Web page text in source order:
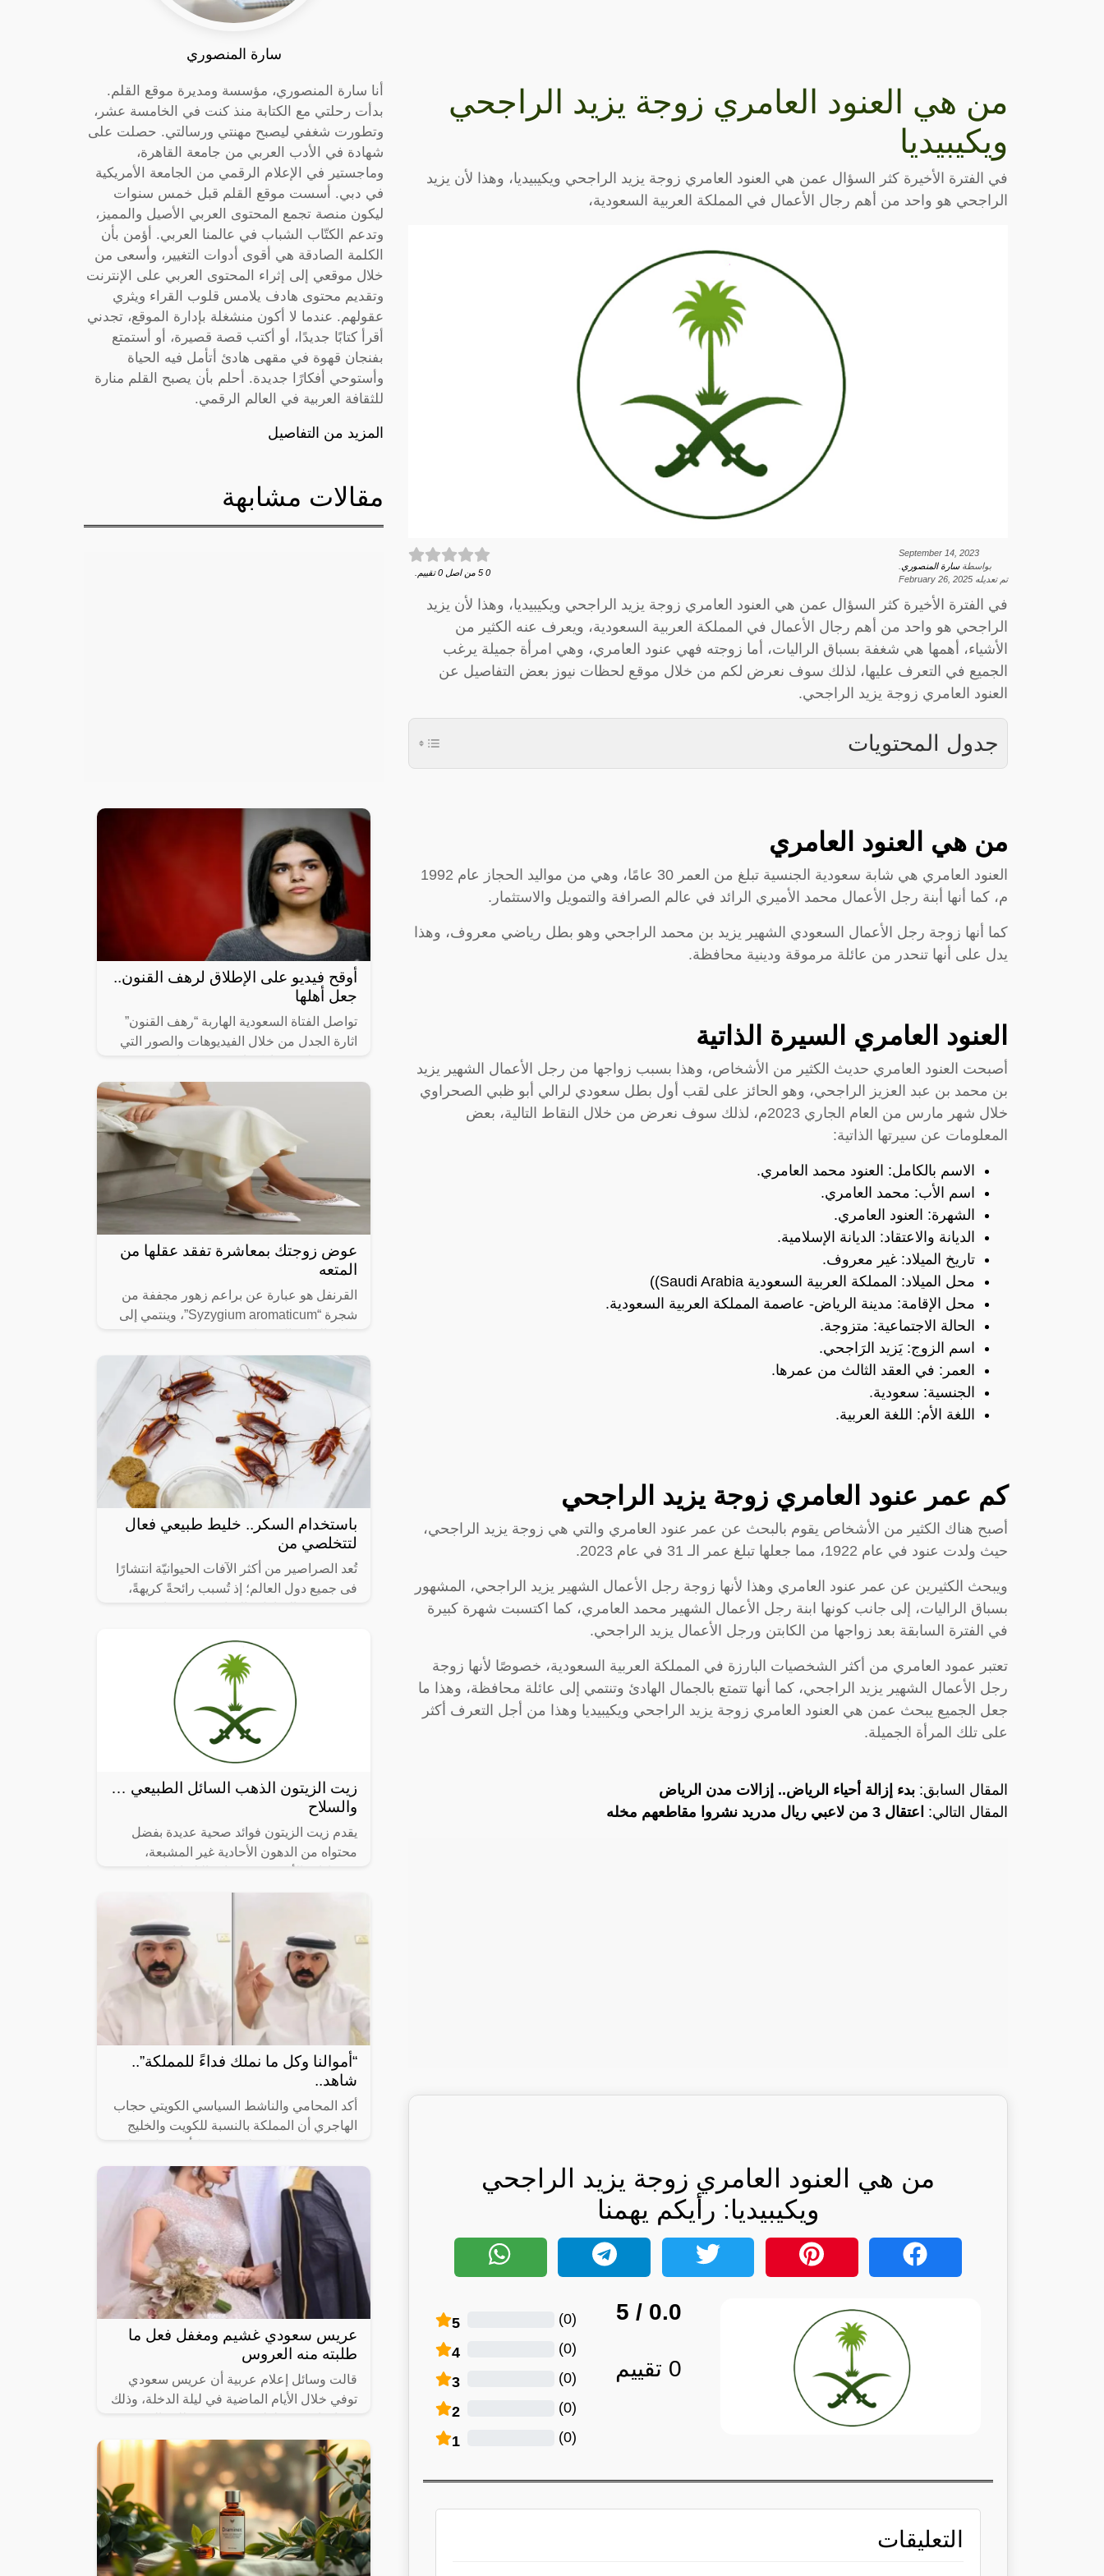
من هي العنود العامري زوجة يزيد الراجحي
ويكيبيديا
في الفترة الأخيرة كثر السؤال عمن هي العنود العامري زوجة يزيد الراجحي ويكيبيديا، وهذا لأن يزيد
الراجحي هو واحد من أهم رجال الأعمال في المملكة العربية السعودية،
September 14, 2023
بواسطةسارة المنصوري
تم تعديله February 26, 2025
0
5 من اصل 0 تقييم.
في الفترة الأخيرة كثر السؤال عمن هي العنود العامري زوجة يزيد الراجحي ويكيبيديا، وهذا لأن يزيد
الراجحي هو واحد من أهم رجال الأعمال في المملكة العربية السعودية، ويعرف عنه الكثير من
الأشياء، أهمها هي شغفة بسباق الراليات، أما زوجته فهي عنود العامري، وهي امرأة جميلة يرغب
الجميع في التعرف عليها، لذلك سوف نعرض لكم من خلال موقع لحظات نيوز بعض التفاصيل عن
العنود العامري زوجة يزيد الراجحي.
جدول المحتويات
من هي العنود العامري
العنود العامري هي شابة سعودية الجنسية تبلغ من العمر 30 عامًا، وهي من مواليد الحجاز عام 1992
م، كما أنها أبنة رجل الأعمال محمد الأميري الرائد في عالم الصرافة والتمويل والاستثمار.
كما أنها زوجة رجل الأعمال السعودي الشهير يزيد بن محمد الراجحي وهو بطل رياضي معروف، وهذا
يدل على أنها تنحدر من عائلة مرموقة ودينية محافظة.
العنود العامري السيرة الذاتية
أصبحت العنود العامري حديث الكثير من الأشخاص، وهذا بسبب زواجها من رجل الأعمال الشهير يزيد
بن محمد بن عبد العزيز الراجحي، وهو الحائز على لقب أول بطل سعودي لرالي أبو ظبي الصحراوي
خلال شهر مارس من العام الجاري 2023م، لذلك سوف نعرض من خلال النقاط التالية، بعض
المعلومات عن سيرتها الذاتية:
الاسم بالكامل: العنود محمد العامري.
اسم الأب: محمد العامري.
الشهرة: العنود العامري.
الديانة والاعتقاد: الديانة الإسلامية.
تاريخ الميلاد: غير معروف.
محل الميلاد: المملكة العربية السعودية Saudi Arabia))
محل الإقامة: مدينة الرياض- عاصمة المملكة العربية السعودية.
الحالة الاجتماعية: متزوجة.
اسم الزوج: يَزيد الرَاجحي.
العمر: في العقد الثالث من عمرها.
الجنسية: سعودية.
اللغة الأم: اللغة العربية.
كم عمر عنود العامري زوجة يزيد الراجحي
أصبح هناك الكثير من الأشخاص يقوم بالبحث عن عمر عنود العامري والتي هي زوجة يزيد الراجحي،
حيث ولدت عنود في عام 1922، مما جعلها تبلغ عمر الـ 31 في عام 2023.
ويبحث الكثيرين عن عمر عنود العامري وهذا لأنها زوجة رجل الأعمال الشهير يزيد الراجحي، المشهور
بسباق الراليات، إلى جانب كونها ابنة رجل الأعمال الشهير محمد العامري، كما اكتسبت شهرة كبيرة
في الفترة السابقة بعد زواجها من الكابتن ورجل الأعمال يزيد الراجحي.
تعتبر عمود العامري من أكثر الشخصيات البارزة في المملكة العربية السعودية، خصوصًا لأنها زوجة
رجل الأعمال الشهير يزيد الراجحي، كما أنها تتمتع بالجمال الهادئ وتنتمي إلى عائلة محافظة، وهذا ما
جعل الجميع يبحث عمن هي العنود العامري زوجة يزيد الراجحي ويكيبيديا وهذا من أجل التعرف أكثر
على تلك المرأة الجميلة.
المقال السابق: بدء إزالة أحياء الرياض.. إزالات مدن الرياض
المقال التالي: اعتقال 3 من لاعبي ريال مدريد نشروا مقاطعهم مخله
من هي العنود العامري زوجة يزيد الراجحي
ويكيبيديا: رأيكم يهمنا
0.0
/ 5
0 تقييم
5 (
0
)
4 (
0
)
3 (
0
)
2 (
0
)
1 (
0
)
التعليقات
سارة المنصوري
أنا سارة المنصوري، مؤسسة ومديرة موقع القلم.
بدأت رحلتي مع الكتابة منذ كنت في الخامسة عشر،
وتطورت شغفي ليصبح مهنتي ورسالتي. حصلت على
شهادة في الأدب العربي من جامعة القاهرة،
وماجستير في الإعلام الرقمي من الجامعة الأمريكية
في دبي. أسست موقع القلم قبل خمس سنوات
ليكون منصة تجمع المحتوى العربي الأصيل والمميز،
وتدعم الكتّاب الشباب في عالمنا العربي. أؤمن بأن
الكلمة الصادقة هي أقوى أدوات التغيير، وأسعى من
خلال موقعي إلى إثراء المحتوى العربي على الإنترنت
وتقديم محتوى هادف يلامس قلوب القراء ويثري
عقولهم. عندما لا أكون منشغلة بإدارة الموقع، تجدني
أقرأ كتابًا جديدًا، أو أكتب قصة قصيرة، أو أستمتع
بفنجان قهوة في مقهى هادئ أتأمل فيه الحياة
وأستوحي أفكارًا جديدة. أحلم بأن يصبح القلم منارة
للثقافة العربية في العالم الرقمي.
المزيد من التفاصيل
مقالات مشابهة
أوقح فيديو على الإطلاق لرهف القنون..
جعل أهلها
تواصل الفتاة السعودية الهاربة “رهف القنون”
اثارة الجدل من خلال الفيديوهات والصور التي
حساباتها الشخصية على مواقع التواصل
عوض زوجتك بمعاشرة تفقد عقلها من
المتعه
القرنفل هو عبارة عن براعم زهور مجففة من
شجرة “Syzygium aromaticum”، وينتمي إلى
دائم الخضرة ينمو في الظروف الاستوائية
باستخدام السكر.. خليط طبيعي فعال
لتتخلصي من
تُعد الصراصير من أكثر الآفات الحيوانيّة انتشارًا
فى جميع دول العالم؛ إذ تُسبب رائحةً كريهةً،
زيت الزيتون الذهب السائل الطبيعي …
والسلاح
يقدم زيت الزيتون فوائد صحية عديدة بفضل
محتواه من الدهون الأحادية غير المشبعة،
القراءة للتعرف على فوائد زيت الزيتون.
“أموالنا وكل ما نملك فداءً للمملكة”..
شاهد..
أكد المحامي والناشط السياسي الكويتي حجاب
الهاجري أن المملكة بالنسبة للكويت والخليج
دم ، مستذكراً بيت شعر للملك فهد بن
عريس سعودي غشيم ومغفل فعل ما
طلبته منه العروس
قالت وسائل إعلام عربية أن عريس سعودي
توفي خلال الأيام الماضية في ليلة الدخلة، وذلك
فكانت نهايته صادمة وغير متوقعة.وفي